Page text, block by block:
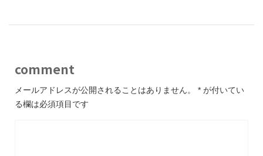
comment
メールアドレスが公開されることはありません。 * が付いてい
る欄は必須項目です